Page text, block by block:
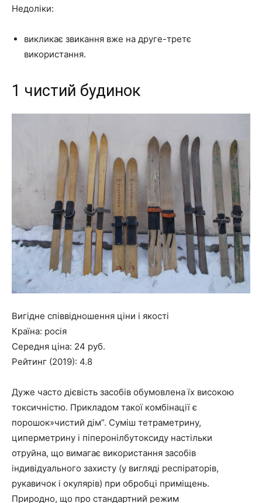
Недоліки:
викликає звикання вже на друге-третє
використання.
1 чистий будинок
Вигідне співвідношення ціни і якості
Країна: росія
Середня ціна: 24 руб.
Рейтинг (2019): 4.8
Дуже часто дієвість засобів обумовлена їх високою
токсичністю. Прикладом такої комбінації є
порошок»чистий дім”. Суміш тетраметрину,
циперметрину і піперонілбутоксиду настільки
отруйна, що вимагає використання засобів
індивідуального захисту (у вигляді респіраторів,
рукавичок і окулярів) при обробці приміщень.
Природно, що про стандартний режим